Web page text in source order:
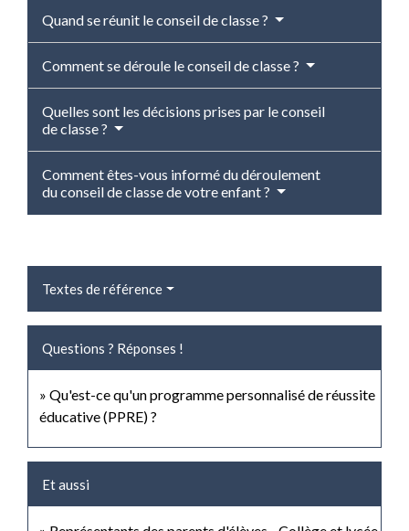
Quand se réunit le conseil de classe ?
Comment se déroule le conseil de classe ?
Quelles sont les décisions prises par le conseil
de classe ?
Comment êtes-vous informé du déroulement
du conseil de classe de votre enfant ?
Textes de référence
Questions ? Réponses !
Qu'est-ce qu'un programme personnalisé de réussite
éducative (PPRE) ?
Et aussi